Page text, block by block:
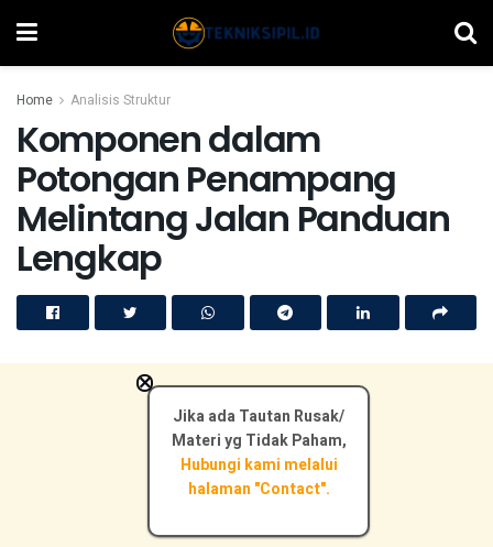
Home Analisis Struktur
Komponen dalam
Potongan Penampang
Melintang Jalan Panduan
Lengkap
Jika ada Tautan Rusak/
Materi yg Tidak Paham,
Hubungi kami melalui
halaman "Contact".
×